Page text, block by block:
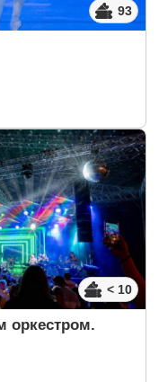
93
< 10
оркестром.